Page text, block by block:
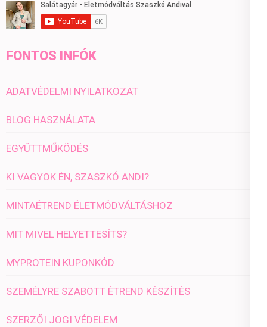
FONTOS INFÓK
ADATVÉDELMI NYILATKOZAT
BLOG HASZNÁLATA
EGYÜTTMŰKÖDÉS
KI VAGYOK ÉN, SZASZKÓ ANDI?
MINTAÉTREND ÉLETMÓDVÁLTÁSHOZ
MIT MIVEL HELYETTESÍTS?
MYPROTEIN KUPONKÓD
SZEMÉLYRE SZABOTT ÉTREND KÉSZÍTÉS
SZERZŐI JOGI VÉDELEM